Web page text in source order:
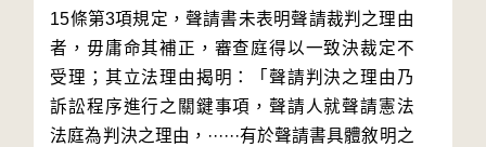
15條第3項規定，聲請書未表明聲請裁判之理由
者，毋庸命其補正，審查庭得以一致決裁定不
受理；其立法理由揭明：「聲請判決之理由乃
訴訟程序進行之關鍵事項，聲請人就聲請憲法
法庭為判決之理由，······有於聲請書具體敘明之